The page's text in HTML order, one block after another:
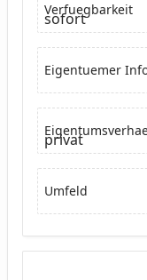
Verfuegbarkeit
sofort
Eigentuemer
privat
Umfeld